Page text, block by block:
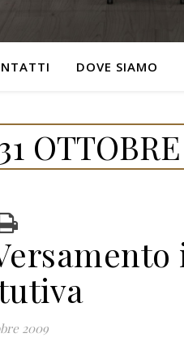
DOVE SIAMO
2009